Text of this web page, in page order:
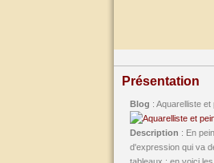
Présentation
Blog : Aquarelliste
Description : En
d'expression qui va